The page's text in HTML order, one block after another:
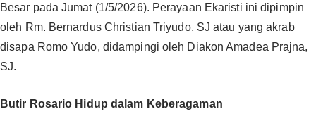
Besar pada Jumat (1/5/2026). Perayaan Ekaristi ini dipimpin
oleh Rm. Bernardus Christian Triyudo, SJ atau yang akrab
disapa Romo Yudo, didampingi oleh Diakon Amadea Prajna,
SJ.
Butir Rosario Hidup dalam Keberagaman